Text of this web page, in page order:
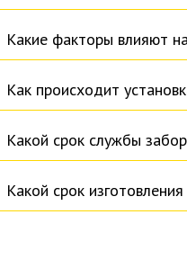
Какие факторы влияют
Как происходит
Какой срок службы
Какой срок